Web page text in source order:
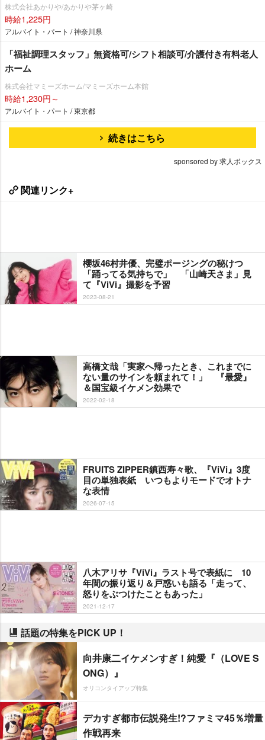
株式会社あかりや/あかりや茅ヶ崎
時給1,225円
アルバイト・パート / 神奈川県
「福祉調理スタッフ」無資格可/シフト相談可/介護付き有料老人
ホーム
株式会社マミーズホーム/マミーズホーム本館
時給1,230円～
アルバイト・パート / 東京都
続きはこちら
sponsored by 求人ボックス
関連リンク+
櫻坂46村井優、完璧ポージングの秘けつ
「踊ってる気持ちで」 「山崎天さま」見
て『ViVi』撮影を予習
2023-08-21
高橋文哉「実家へ帰ったとき、これまでに
ない量のサインを頼まれて！」 『最愛』
＆国宝級イケメン効果で
2022-02-18
FRUITS ZIPPER鎮西寿々歌、『ViVi』3度
目の単独表紙 いつもよりモードでオトナ
な表情
2026-07-15
八木アリサ『ViVi』ラスト号で表紙に 10
年間の振り返り＆戸惑いも語る「走って、
怒りをぶつけたこともあった」
2021-12-17
話題の特集をPICK UP！
向井康二イケメンすぎ！純愛『（LOVE S
ONG）』
オリコンタイアップ特集
デカすぎ都市伝説発生!?ファミマ45％増量
作戦再来